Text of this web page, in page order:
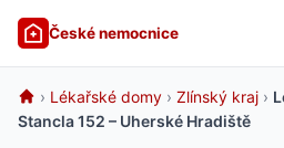
České nemocnice
› Lékařské domy › Zlínský kraj ›
Stancla 152 – Uherské Hradiště